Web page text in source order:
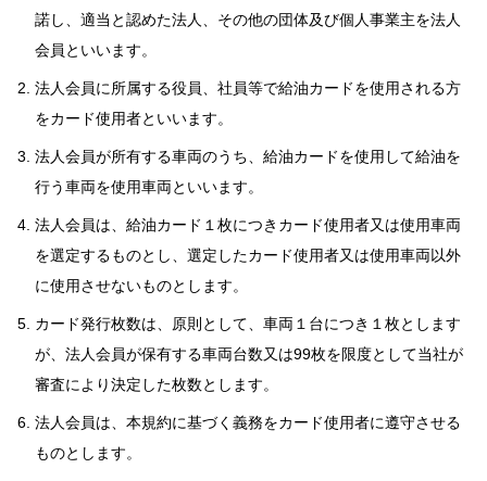
諾し、適当と認めた法人、その他の団体及び個人事業主を法人
会員といいます。
法人会員に所属する役員、社員等で給油カードを使用される方
をカード使用者といいます。
法人会員が所有する車両のうち、給油カードを使用して給油を
行う車両を使用車両といいます。
法人会員は、給油カード１枚につきカード使用者又は使用車両
を選定するものとし、選定したカード使用者又は使用車両以外
に使用させないものとします。
カード発行枚数は、原則として、車両１台につき１枚とします
が、法人会員が保有する車両台数又は99枚を限度として当社が
審査により決定した枚数とします。
法人会員は、本規約に基づく義務をカード使用者に遵守させる
ものとします。